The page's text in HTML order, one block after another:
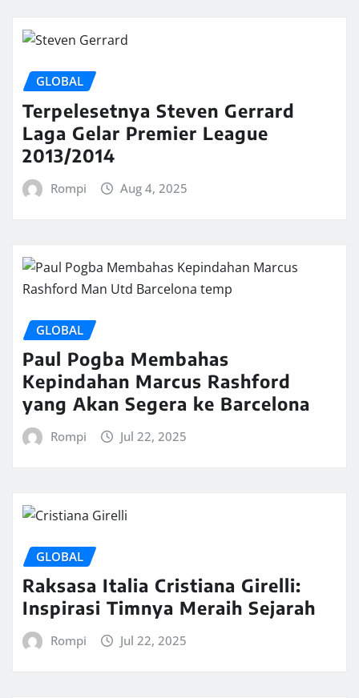
GLOBAL
Terpelesetnya Steven Gerrard
Laga Gelar Premier League
2013/2014
Rompi Aug 4, 2025
GLOBAL
Paul Pogba Membahas
Kepindahan Marcus Rashford
yang Akan Segera ke Barcelona
Rompi Jul 22, 2025
GLOBAL
Raksasa Italia Cristiana Girelli:
Inspirasi Timnya Meraih Sejarah
Rompi Jul 22, 2025